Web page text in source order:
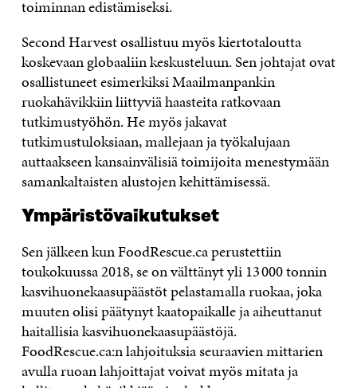
toiminnan edistämiseksi.
Second Harvest osallistuu myös kiertotaloutta
koskevaan globaaliin keskusteluun. Sen johtajat ovat
osallistuneet esimerkiksi Maailmanpankin
ruokahävikkiin liittyviä haasteita ratkovaan
tutkimustyöhön. He myös jakavat
tutkimustuloksiaan, mallejaan ja työkalujaan
auttaakseen kansainvälisiä toimijoita menestymään
samankaltaisten alustojen kehittämisessä.
Ympäristövaikutukset
Sen jälkeen kun FoodRescue.ca perustettiin
toukokuussa 2018, se on välttänyt yli 13 000 tonnin
kasvihuonekaasupäästöt pelastamalla ruokaa, joka
muuten olisi päätynyt kaatopaikalle ja aiheuttanut
haitallisia kasvihuonekaasupäästöjä.
FoodRescue.ca:n lahjoituksia seuraavien mittarien
avulla ruoan lahjoittajat voivat myös mitata ja